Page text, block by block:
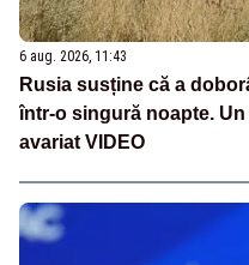
6 aug. 2026, 11:43
Rusia susține că a
într-o singură noapte.
avariat VIDEO